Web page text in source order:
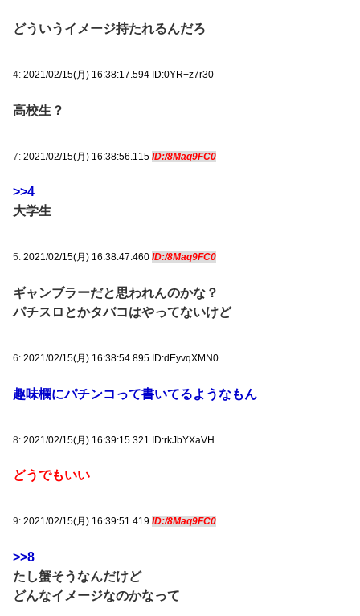
どういうイメージ持たれるんだろ
4: 2021/02/15(月) 16:38:17.594 ID:0YR+z7r30
高校生？
7: 2021/02/15(月) 16:38:56.115 ID:/8Maq9FC0
>>4
大学生
5: 2021/02/15(月) 16:38:47.460 ID:/8Maq9FC0
ギャンブラーだと思われんのかな？
パチスロとかタバコはやってないけど
6: 2021/02/15(月) 16:38:54.895 ID:dEyvqXMN0
趣味欄にパチンコって書いてるようなもん
8: 2021/02/15(月) 16:39:15.321 ID:rkJbYXaVH
どうでもいい
9: 2021/02/15(月) 16:39:51.419 ID:/8Maq9FC0
>>8
たし蟹そうなんだけど
どんなイメージなのかなって